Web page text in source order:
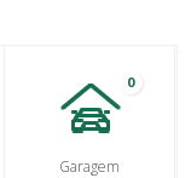
0
Garagem